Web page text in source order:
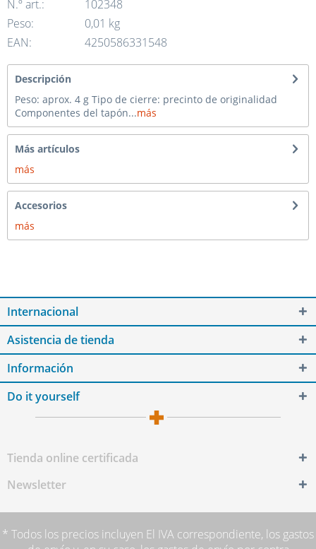
N.º art.:
102348
Peso:
0,01 kg
EAN:
4250586331548
Descripción
Peso: aprox. 4 g Tipo de cierre: precinto de originalidad
Componentes del tapón...más
Más artículos
más
Accesorios
más
Internacional
Asistencia de tienda
Información
Do it yourself
Tienda online certificada
Newsletter
* Todos los precios incluyen El IVA correspondiente, los gastos